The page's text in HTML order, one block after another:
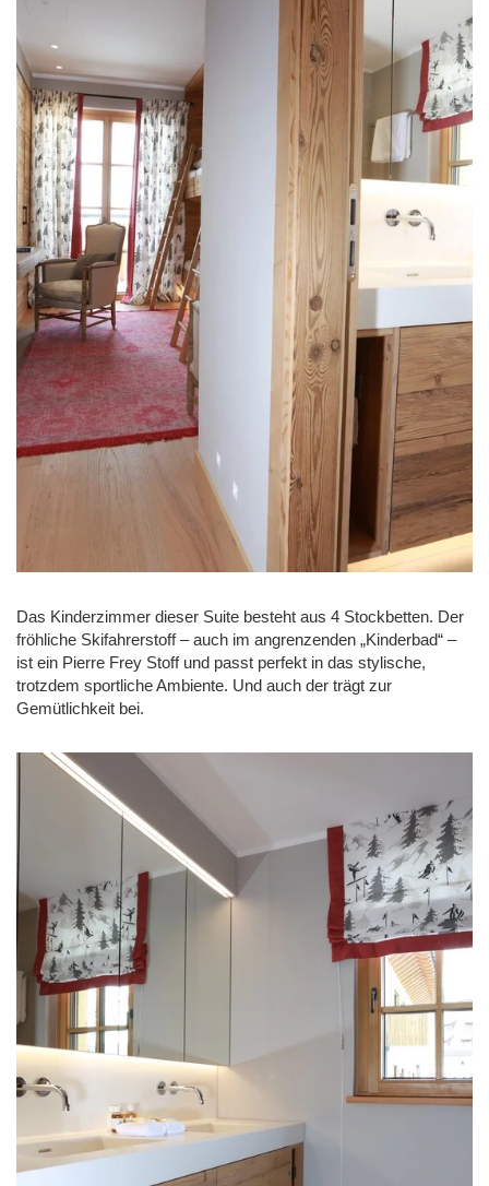
Das Kinderzimmer dieser Suite besteht aus 4 Stockbetten. Der
fröhliche Skifahrerstoff – auch im angrenzenden „Kinderbad“ –
ist ein Pierre Frey Stoff und passt perfekt in das stylische,
trotzdem sportliche Ambiente. Und auch der trägt zur
Gemütlichkeit bei.